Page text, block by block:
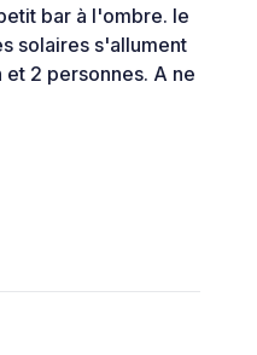
bar à l'ombre. le
solaires s'allument
2 personnes. A ne